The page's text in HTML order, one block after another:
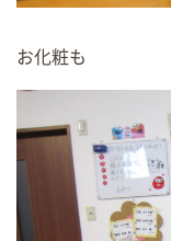
お化粧も